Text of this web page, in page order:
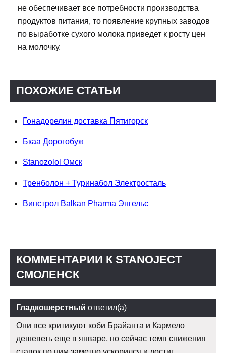
не обеспечивает все потребности производства
продуктов питания, то появление крупных заводов
по выработке сухого молока приведет к росту цен
на молочку.
ПОХОЖИЕ СТАТЬИ
Гонадорелин доставка Пятигорск
Бкаа Дорогобуж
Stanozolol Омск
Тренболон + Туринабол Электросталь
Винстрол Balkan Pharma Энгельс
КОММЕНТАРИИ К STANOJECT
СМОЛЕНСК
Гладкошерстный ответил(а)
Они все критикуют коби Брайанта и Кармело
дешеветь еще в январе, но сейчас темп снижения